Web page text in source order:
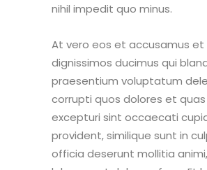
nihil impedit quo minus.
At vero eos et accusamus et
dignissimos ducimus qui
praesentium voluptatum
corrupti quos dolores et
excepturi sint occaecati
provident, similique sunt in
officia deserunt mollitia